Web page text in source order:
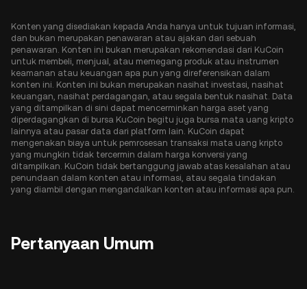
Konten yang disediakan kepada Anda hanya untuk tujuan informasi,
dan bukan merupakan penawaran atau ajakan dari sebuah
penawaran. Konten ini bukan merupakan rekomendasi dari KuCoin
untuk membeli, menjual, atau memegang produk atau instrumen
keamanan atau keuangan apa pun yang direferensikan dalam
konten ini. Konten ini bukan merupakan nasihat investasi, nasihat
keuangan, nasihat perdagangan, atau segala bentuk nasihat. Data
yang ditampilkan di sini dapat mencerminkan harga aset yang
diperdagangkan di bursa KuCoin begitu juga bursa mata uang kripto
lainnya atau pasar data dari platform lain. KuCoin dapat
mengenakan biaya untuk pemrosesan transaksi mata uang kripto
yang mungkin tidak tercermin dalam harga konversi yang
ditampilkan. KuCoin tidak bertanggung jawab atas kesalahan atau
penundaan dalam konten atau informasi, atau segala tindakan
yang diambil dengan mengandalkan konten atau informasi apa pun.
Pertanyaan Umum